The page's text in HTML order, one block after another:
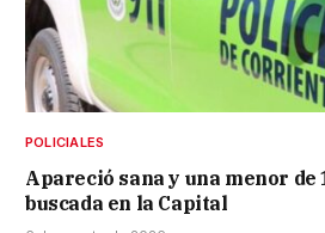
POLICIALES
Apareció sana y una menor de
buscada en la Capital